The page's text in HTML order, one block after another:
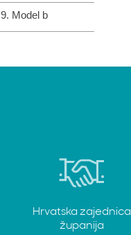
Model b
Hrvatska zajednica
županija